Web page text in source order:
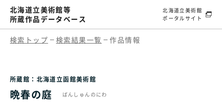
北海道立美術館等
所蔵作品データベース
北海道立美術館
ポータルサイト
検索トップ 検索結果一覧 作品情報
所蔵館：北海道立函館美術館
晩春の庭
ばんしゅんのにわ